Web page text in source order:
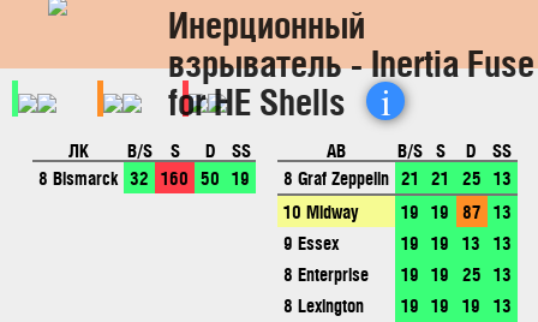
Инерционный
взрыватель - Inertia Fuse
for HE Shells i
ЛК B/S S D
SS
8 Bismarck 32 160 50 19
АВ B/S S D
SS
8 Graf Zeppelin 21 21 25 13
10 Midway
19 19 87 13
9 Essex
19 19 13 13
8 Enterprise
19 19 25 13
8 Lexington
19 19 19 13